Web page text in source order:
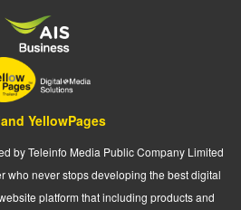
YellowPages
by Teleinfo Media Public Company Limited
who never stops developing the best digital
platform that including products and